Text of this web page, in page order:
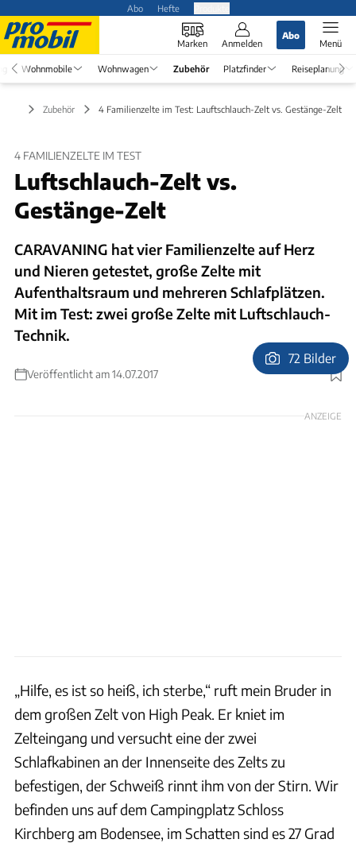
Abo Hefte
Marken Anmelden
Abo
Menü
Wohnmobile Wohnwagen Zubehör Platzfinder Reiseplanung
Zubehör 4 Familienzelte im Test: Lauftschlauch-Zelt vs. Gestänge-Zelt
4 FAMILIENZELTE IM TEST
Luftschlauch-Zelt vs.
Gestänge-Zelt
CARAVANING hat vier Familienzelte auf Herz
und Nieren getestet, große Zelte mit
Aufenthaltsraum und mehreren Schlafplätzen.
Mit im Test: zwei große Zelte mit Luftschlauch-
Technik.
Veröffentlicht am 14.07.2017
Foto: Lisa Geiger
72 Bilder
ANZEIGE
„Hilfe, es ist so heiß, ich sterbe,“ ruft mein Bruder in
dem großen Zelt von High Peak. Er kniet im
Zelteingang und versucht eine der zwei
Schlafkabinen an der Innenseite des Zelts zu
befestigen, der Schweiß rinnt ihm von der Stirn. Wir
befinden uns auf dem Campingplatz Schloss
Kirchberg am Bodensee, im Schatten sind es 27 Grad